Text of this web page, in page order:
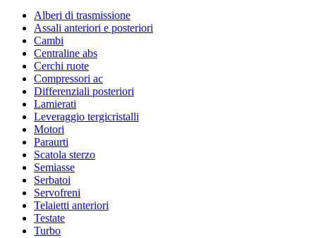
Alberi di trasmissione
Assali anteriori e posteriori
Cambi
Centraline abs
Cerchi ruote
Compressori ac
Differenziali posteriori
Lamierati
Leveraggio tergicristalli
Motori
Paraurti
Scatola sterzo
Semiasse
Serbatoi
Servofreni
Telaietti anteriori
Testate
Turbo